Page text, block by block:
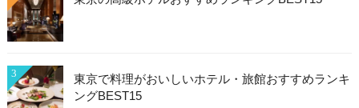
3
東京で料理がおいしいホテル・旅館おすすめランキ
ングBEST15